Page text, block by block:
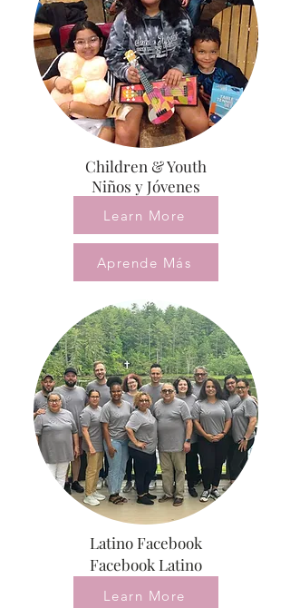
Children & Youth
Niños y Jóvenes
Learn More
Aprende Más
Latino Facebook
Facebook Latino
Learn More